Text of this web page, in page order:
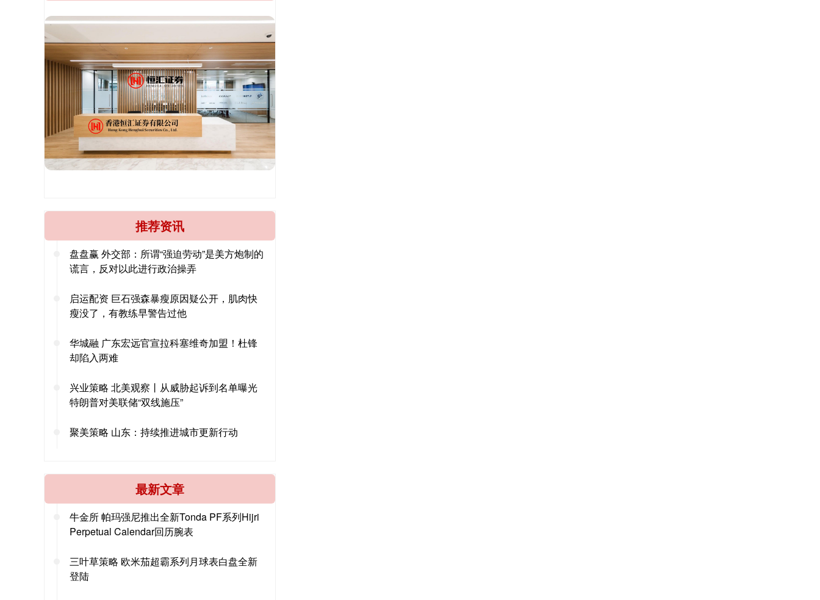
推荐资讯
盘盘赢 外交部：所谓“强迫劳动”是美方炮制的
谎言，反对以此进行政治操弄
启运配资 巨石强森暴瘦原因疑公开，肌肉快
瘦没了，有教练早警告过他
华城融 广东宏远官宣拉科塞维奇加盟！杜锋
却陷入两难
兴业策略 北美观察丨从威胁起诉到名单曝光
特朗普对美联储“双线施压”
聚美策略 山东：持续推进城市更新行动
最新文章
牛金所 帕玛强尼推出全新Tonda PF系列Hijri
Perpetual Calendar回历腕表
三叶草策略 欧米茄超霸系列月球表白盘全新
登陆